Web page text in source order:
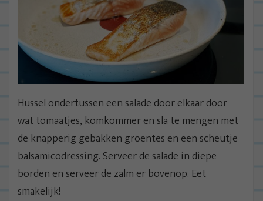
Hussel ondertussen een salade door elkaar door
wat tomaatjes, komkommer en sla te mengen met
de knapperig gebakken groentes en een scheutje
balsamicodressing. Serveer de salade in diepe
borden en serveer de zalm er bovenop. Eet
smakelijk!